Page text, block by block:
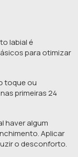
labial é
para otimizar
toque ou
primeiras 24
haver algum
Aplicar
o desconforto.